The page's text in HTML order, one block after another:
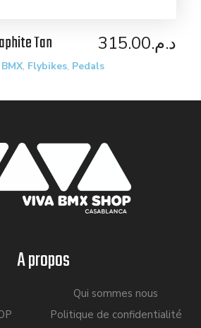
Tan د.م.315.00
BMX, Flybikes, Pedals
A propos
Qui sommes nous
Politique de confidentialité